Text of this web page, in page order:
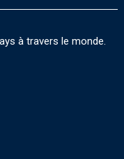
à travers le monde.